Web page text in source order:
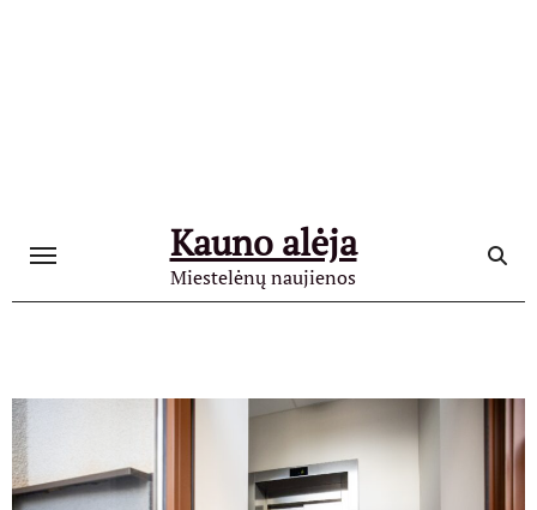
Kauno alėja
Miestelėnų naujienos